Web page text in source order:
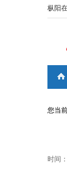
枞阳
您当
时间